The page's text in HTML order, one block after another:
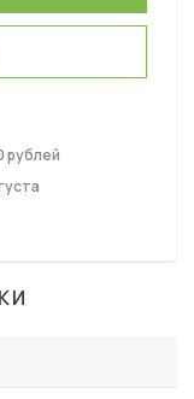
рублей